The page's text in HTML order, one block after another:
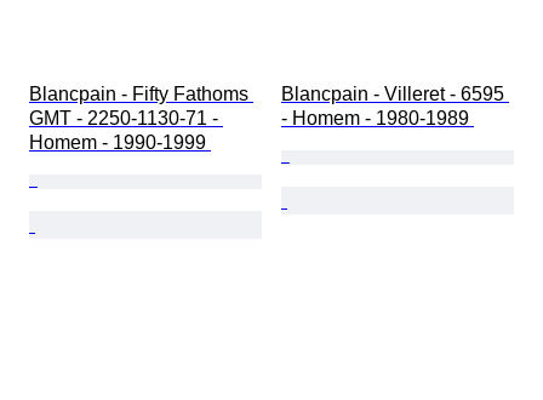
Blancpain - Fifty Fathoms
GMT - 2250-1130-71 -
Homem - 1990-1999
Blancpain - Villeret - 6595
- Homem - 1980-1989